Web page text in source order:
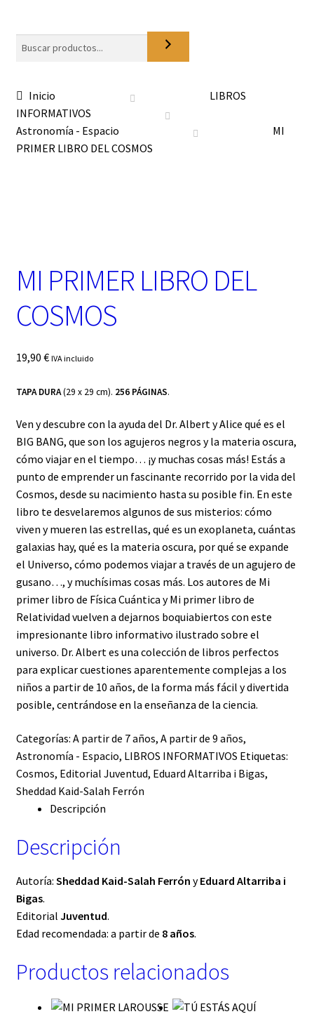
a
c
a
t
e
Buscar
Inicio
LIBROS
INFORMATIVOS
Astronomía - Espacio
MI
PRIMER LIBRO DEL COSMOS
MI PRIMER LIBRO DEL
COSMOS
19,90 € IVA incluido
TAPA DURA(29 x 29 cm). 256 PÁGINAS.
Ven y descubre con la ayuda del Dr. Albert y Alice qué es el
BIG BANG, que son los agujeros negros y la materia oscura,
cómo viajar en el tiempo… ¡y muchas cosas más! Estás a
punto de emprender un fascinante recorrido por la vida del
Cosmos, desde su nacimiento hasta su posible fin. En este
libro te desvelaremos algunos de sus misterios: cómo
viven y mueren las estrellas, qué es un exoplaneta, cuántas
galaxias hay, qué es la materia oscura, por qué se expande
el Universo, cómo podemos viajar a través de un agujero de
gusano…, y muchísimas cosas más. Los autores de Mi
primer libro de Física Cuántica y Mi primer libro de
Relatividad vuelven a dejarnos boquiabiertos con este
impresionante libro informativo ilustrado sobre el
universo. Dr. Albert es una colección de libros perfectos
para explicar cuestiones aparentemente complejas a los
niños a partir de 10 años, de la forma más fácil y divertida
posible, centrándose en la enseñanza de la ciencia.
Categorías: A partir de 7 años, A partir de 9 años,
Astronomía - Espacio, LIBROS INFORMATIVOS Etiquetas:
Cosmos, Editorial Juventud, Eduard Altarriba i Bigas,
Sheddad Kaid-Salah Ferrón
Descripción
Descripción
Autoría: Sheddad Kaid-Salah Ferrón yEduard Altarriba i
Bigas.
Editorial Juventud.
Edad recomendada: a partir de 8 años.
Productos relacionados